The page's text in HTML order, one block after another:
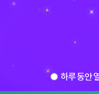
하루 동안